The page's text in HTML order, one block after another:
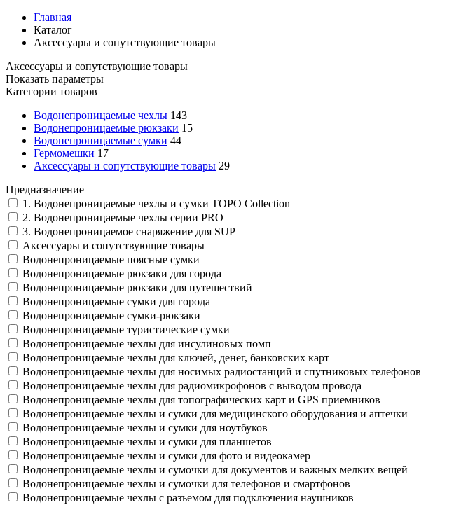
Главная
Каталог
Аксессуары и сопутствующие товары
Аксессуары и сопутствующие товары
Показать параметры
Категории товаров
Водонепроницаемые чехлы 143
Водонепроницаемые рюкзаки 15
Водонепроницаемые сумки 44
Гермомешки 17
Аксессуары и сопутствующие товары 29
Предназначение
1. Водонепроницаемые чехлы и сумки TOPO Collection
2. Водонепроницаемые чехлы серии PRO
3. Водонепроницаемое снаряжение для SUP
Аксессуары и сопутствующие товары
Водонепроницаемые поясные сумки
Водонепроницаемые рюкзаки для города
Водонепроницаемые рюкзаки для путешествий
Водонепроницаемые сумки для города
Водонепроницаемые сумки-рюкзаки
Водонепроницаемые туристические сумки
Водонепроницаемые чехлы для инсулиновых помп
Водонепроницаемые чехлы для ключей, денег, банковских карт
Водонепроницаемые чехлы для носимых радиостанций и спутниковых телефонов
Водонепроницаемые чехлы для радиомикрофонов с выводом провода
Водонепроницаемые чехлы для топографических карт и GPS приемников
Водонепроницаемые чехлы и сумки для медицинского оборудования и аптечки
Водонепроницаемые чехлы и сумки для ноутбуков
Водонепроницаемые чехлы и сумки для планшетов
Водонепроницаемые чехлы и сумки для фото и видеокамер
Водонепроницаемые чехлы и сумочки для документов и важных мелких вещей
Водонепроницаемые чехлы и сумочки для телефонов и смартфонов
Водонепроницаемые чехлы с разъемом для подключения наушников